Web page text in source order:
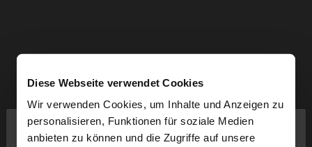
Diese Webseite verwendet Cookies
Wir verwenden Cookies, um Inhalte und Anzeigen zu
personalisieren, Funktionen für soziale Medien
anbieten zu können und die Zugriffe auf unsere
hallo